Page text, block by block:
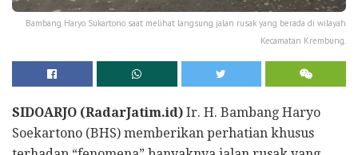
Bambang Haryo Sukartono saat melihat langsung jalan rusak yang berada di wilayah
Kecamatan Krembung.
SIDOARJO (RadarJatim.id) Ir. H. Bambang Haryo
Soekartono (BHS) memberikan perhatian khusus